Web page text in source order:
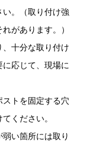
。（取り付け強
があります。）
十分な取り付け
応じて、現場に
トを固定する穴
ください。
い箇所には取り